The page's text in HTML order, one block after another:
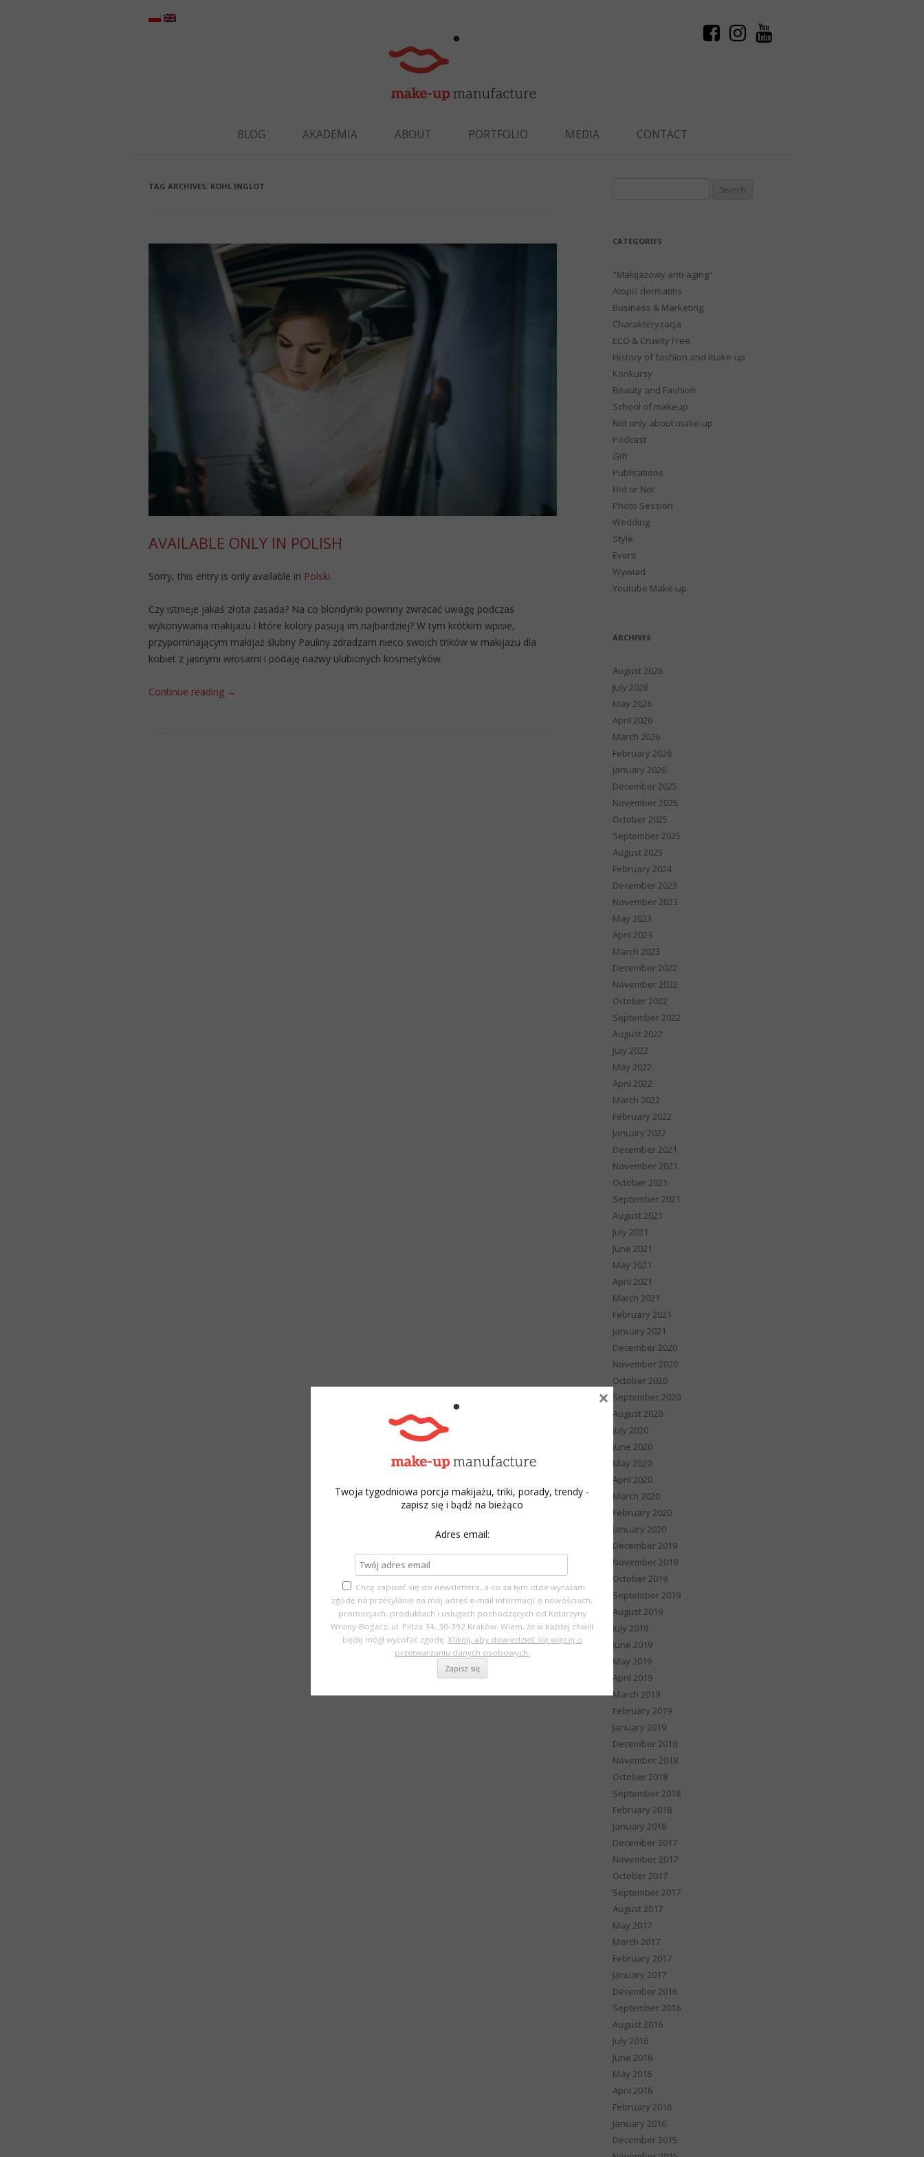
BLOG AKADEMIA ABOUT PORTFOLIO MEDIA CONTACT
TAG ARCHIVES: KOHL INGLOT
AVAILABLE ONLY IN POLISH
Sorry, this entry is only available in Polski.
Czy istnieje jakaś złota zasada? Na co blondynki powinny zwracać uwagę podczas
wykonywania makijażu i które kolory pasują im najbardziej? W tym krótkim wpisie,
przypominającym makijaż ślubny Pauliny zdradzam nieco swoich trików w makijażu dla
kobiet z jasnymi włosami i podaję nazwy ulubionych kosmetyków.
Continue reading →
CATEGORIES
"Makijażowy anti-aging"
Atopic dermatitis
Business & Marketing
Charakteryzacja
ECO & Cruelty Free
History of fashion and make-up
Konkursy
Beauty and Fashion
School of makeup
Not only about make-up
Podcast
Gift
Publications
Hot or Not
Photo Session
Wedding
Style
Event
Wywiad
Youtube Make-up
ARCHIVES
August 2026
July 2026
May 2026
April 2026
March 2026
February 2026
January 2026
December 2025
November 2025
October 2025
September 2025
August 2025
February 2024
December 2023
November 2023
May 2023
April 2023
March 2023
December 2022
November 2022
October 2022
September 2022
August 2022
July 2022
May 2022
April 2022
March 2022
February 2022
January 2022
December 2021
November 2021
October 2021
September 2021
August 2021
July 2021
June 2021
May 2021
April 2021
March 2021
February 2021
January 2021
December 2020
November 2020
October 2020
September 2020
August 2020
July 2020
June 2020
May 2020
April 2020
March 2020
February 2020
January 2020
December 2019
November 2019
October 2019
September 2019
August 2019
July 2019
June 2019
May 2019
April 2019
March 2019
February 2019
January 2019
December 2018
November 2018
October 2018
September 2018
February 2018
January 2018
December 2017
November 2017
October 2017
September 2017
August 2017
May 2017
March 2017
February 2017
January 2017
December 2016
September 2016
August 2016
July 2016
June 2016
May 2016
April 2016
February 2016
January 2016
December 2015
Twoja tygodniowa porcja makijażu, triki, porady, trendy -
zapisz się i bądź na bieżąco
Adres email:
Chcę zapisać się do newslettera, a co za tym idzie wyrażam
zgodę na przesyłanie na mój adres e-mail informacji o nowościach,
promocjach, produktach i usługach pochodzących od Katarzyny
Wrony-Bogacz, ul. Piltza 34, 30-392 Kraków. Wiem, że w każdej chwili
będę mógł wycofać zgodę. Kliknij, aby dowiedzieć się więcej o
przetwarzaniu danych osobowych.
×